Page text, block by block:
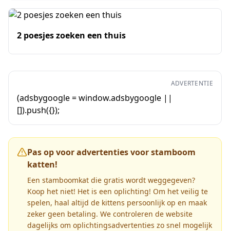
2 poesjes zoeken een thuis
ADVERTENTIE
(adsbygoogle = window.adsbygoogle ||
[]).push({});
Pas op voor advertenties voor stamboom
katten!
Een stamboomkat die gratis wordt weggegeven?
Koop het niet! Het is een oplichting! Om het veilig te
spelen, haal altijd de kittens persoonlijk op en maak
zeker geen betaling. We controleren de website
dagelijks om oplichtingsadvertenties zo snel mogelijk